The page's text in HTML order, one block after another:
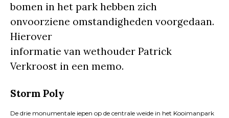
bomen in het park hebben zich
onvoorziene omstandigheden voorgedaan.
Hierover
informatie van wethouder Patrick
Verkroost in een memo.
Storm Poly
De drie monumentale iepen op de centrale weide in het Kooimanpark